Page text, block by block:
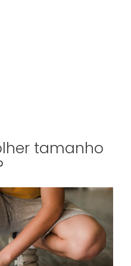
tamanho